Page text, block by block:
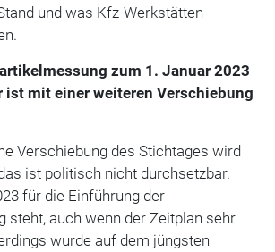
und was Kfz-Werkstätten
zum 1. Januar 2023
ist mit einer weiteren Verschiebung
Verschiebung des Stichtages wird
ist politisch nicht durchsetzbar.
für die Einführung der
steht, auch wenn der Zeitplan sehr
wurde auf dem jüngsten